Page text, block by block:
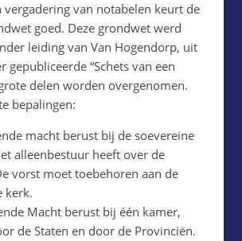
vergadering van notabelen keurt de
goed. Deze grondwet werd
leiding van Van Hogendorp, uit
gepubliceerde “Schets van een
delen worden overgenomen.
bepalingen:
macht berust bij de soevereine
alleenbestuur heeft over de
vorst moet toebehoren aan de
kerk.
Macht berust bij één kamer,
de Staten en door de Provinciën.